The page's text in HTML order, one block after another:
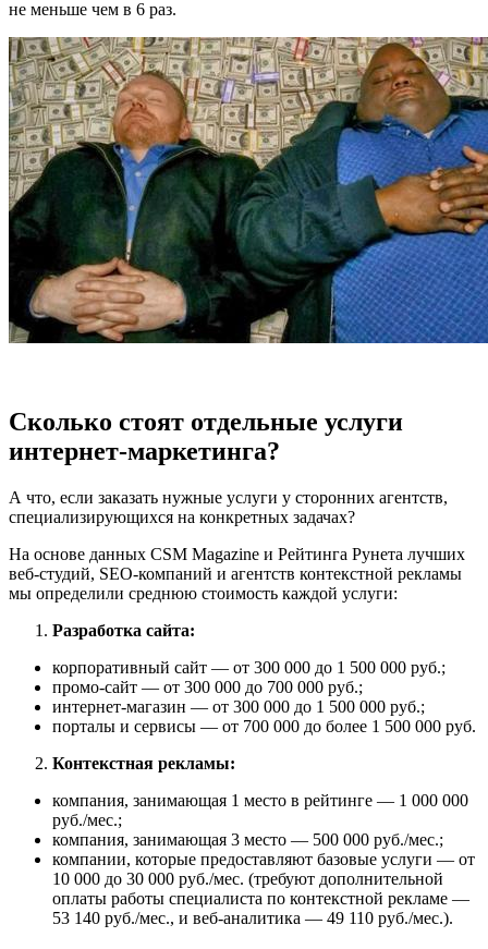
не меньше чем в 6 раз.
Сколько стоят отдельные услуги
интернет-маркетинга?
А что, если заказать нужные услуги у сторонних агентств,
специализирующихся на конкретных задачах?
На основе данных CSM Magazine и Рейтинга Рунета лучших
веб-студий, SEO-компаний и агентств контекстной рекламы
мы определили среднюю стоимость каждой услуги:
Разработка сайта:
корпоративный сайт — от 300 000 до 1 500 000 руб.;
промо-сайт — от 300 000 до 700 000 руб.;
интернет-магазин — от 300 000 до 1 500 000 руб.;
порталы и сервисы — от 700 000 до более 1 500 000 руб.
Контекстная рекламы:
компания, занимающая 1 место в рейтинге — 1 000 000
руб./мес.;
компания, занимающая 3 место — 500 000 руб./мес.;
компании, которые предоставляют базовые услуги — от
10 000 до 30 000 руб./мес. (требуют дополнительной
оплаты работы специалиста по контекстной рекламе —
53 140 руб./мес., и веб-аналитика — 49 110 руб./мес.).